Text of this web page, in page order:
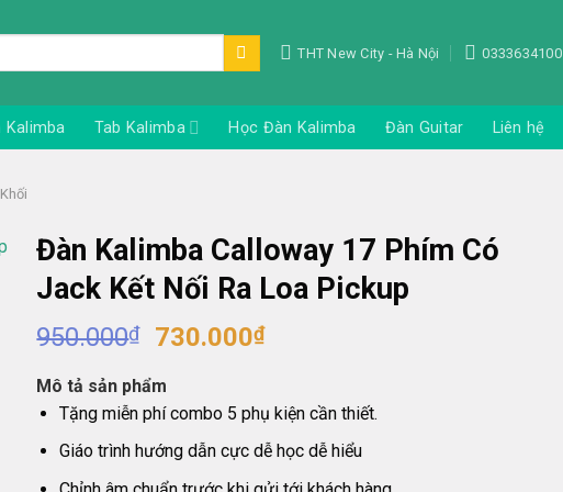
THT New City - Hà Nội 0333634100
Kalimba Tab Kalimba Học Đàn Kalimba Đàn Guitar Liên hệ
Đàn Kalimba Calloway 17 Phím Có
Jack Kết Nối Ra Loa Pickup
950.000₫
Giá
là:
950.000₫.
730.000₫Giá
là:
730.000₫.
Mô tả sản phẩm
Tặng miễn phí combo 5 phụ kiện cần thiết.
Giáo trình hướng dẫn cực dễ học dễ hiểu